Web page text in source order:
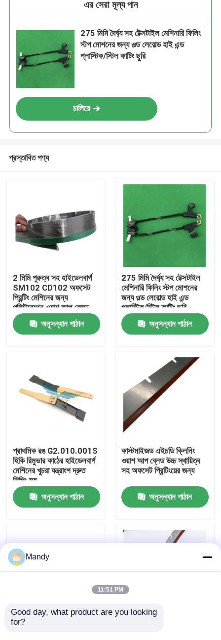
কারখানা পরিদর্শন
গুণমান নিয়ন্ত্রণ
আমাদের সাথে যোগাযোগ করুন
খবর
মামলা
এর সেরা মূল্য পান
275 মিমি দৈর্ঘ্য সহ টেক্সটাইল মেশিনারি ফিলিং
স্টপ মোশনের জন্য ওল্ড লেবোল্ড হাই এন্ড
প্লাস্টিক/স্টিল কাটিং ছুরি
চালিয়ে
প্রস্তাবিত পণ্য
2 মিমি পুরুত্ব সহ হাইডেলবার্গ
SM102 CD102 অফসেট
প্রিন্টিং মেশিনের জন্য
পলিউরেথেন ওয়াশ আপ ব্লেড
অনুসন্ধান পাঠান
275 মিমি দৈর্ঘ্য সহ টেক্সটাইল
মেশিনারি ফিলিং স্টপ মোশনের
জন্য ওল্ড লেবোল্ড হাই এন্ড
প্লাস্টিক/স্টিল কাটিং ছুরি
অনুসন্ধান পাঠান
প্রাথমিক রঙ G2.010.001S
হিকি রিমুভার কাঠের হাইডেলবার্গ
মেশিনের খুচরা যন্ত্রাংশ দ্রুত
শিপিং সহ
অনুসন্ধান পাঠান
কাস্টমাইজড এইচডি ক্লিনিং
ওয়াশ আপ ব্লেড উচ্চ স্থায়িত্ব
সহ অফসেট প্রিন্টিংয়ের জন্য
অনুসন্ধান পাঠান
ইন্ডাস্ট্রিয়াল হাই-এন্ড রাবার/স্টিল
Mandy
11:51 PM
Good day, what product are you looking
for?